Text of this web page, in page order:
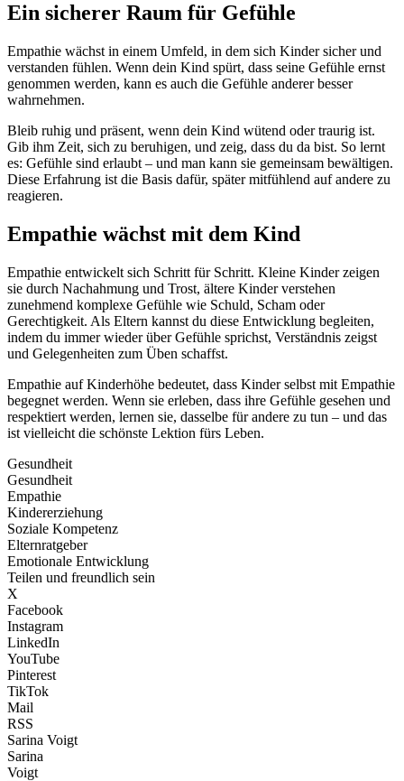
Ein sicherer Raum für Gefühle
Empathie wächst in einem Umfeld, in dem sich Kinder sicher und
verstanden fühlen. Wenn dein Kind spürt, dass seine Gefühle ernst
genommen werden, kann es auch die Gefühle anderer besser
wahrnehmen.
Bleib ruhig und präsent, wenn dein Kind wütend oder traurig ist.
Gib ihm Zeit, sich zu beruhigen, und zeig, dass du da bist. So lernt
es: Gefühle sind erlaubt – und man kann sie gemeinsam bewältigen.
Diese Erfahrung ist die Basis dafür, später mitfühlend auf andere zu
reagieren.
Empathie wächst mit dem Kind
Empathie entwickelt sich Schritt für Schritt. Kleine Kinder zeigen
sie durch Nachahmung und Trost, ältere Kinder verstehen
zunehmend komplexe Gefühle wie Schuld, Scham oder
Gerechtigkeit. Als Eltern kannst du diese Entwicklung begleiten,
indem du immer wieder über Gefühle sprichst, Verständnis zeigst
und Gelegenheiten zum Üben schaffst.
Empathie auf Kinderhöhe bedeutet, dass Kinder selbst mit Empathie
begegnet werden. Wenn sie erleben, dass ihre Gefühle gesehen und
respektiert werden, lernen sie, dasselbe für andere zu tun – und das
ist vielleicht die schönste Lektion fürs Leben.
Gesundheit
Gesundheit
Empathie
Kindererziehung
Soziale Kompetenz
Elternratgeber
Emotionale Entwicklung
Teilen und freundlich sein
X
Facebook
Instagram
LinkedIn
YouTube
Pinterest
TikTok
Mail
RSS
Sarina Voigt
Sarina
Voigt